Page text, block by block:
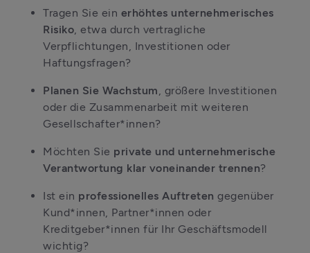
Tragen Sie ein erhöhtes unternehmerisches
Risiko, etwa durch vertragliche
Verpflichtungen, Investitionen oder
Haftungsfragen?
Planen Sie Wachstum, größere Investitionen
oder die Zusammenarbeit mit weiteren
Gesellschafter*innen?
Möchten Sie private und unternehmerische
Verantwortung klar voneinander trennen?
Ist ein professionelles Auftreten gegenüber
Kund*innen, Partner*innen oder
Kreditgeber*innen für Ihr Geschäftsmodell
wichtig?